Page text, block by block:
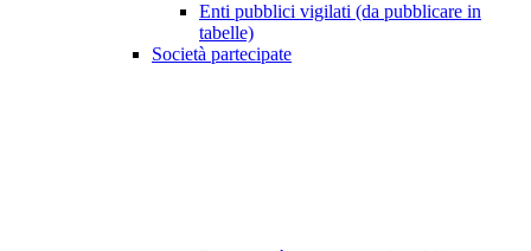
Enti pubblici vigilati (da pubblicare in
tabelle)
Società partecipate